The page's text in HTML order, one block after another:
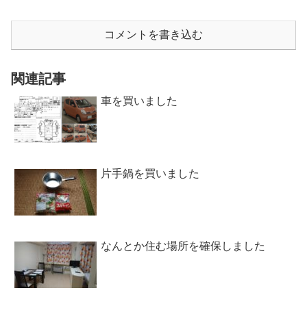
コメントを書き込む
関連記事
車を買いました
片手鍋を買いました
なんとか住む場所を確保しました